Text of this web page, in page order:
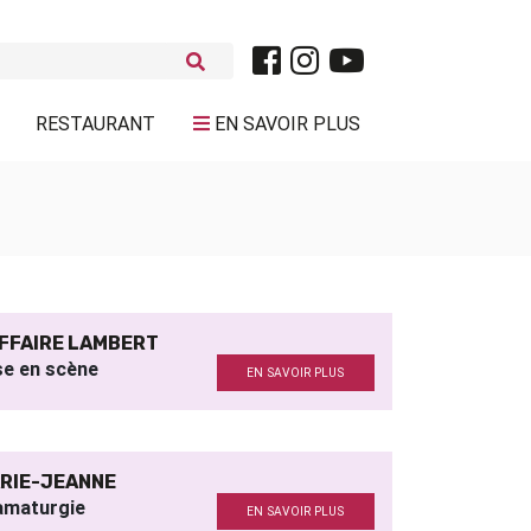
RESTAURANT EN SAVOIR PLUS
LAMBERT
en scène EN SAVOIR PLUS
JEANNE
EN SAVOIR PLUS